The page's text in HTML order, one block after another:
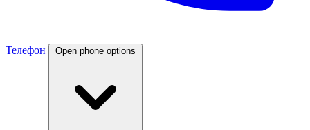
Телефон Open phone options